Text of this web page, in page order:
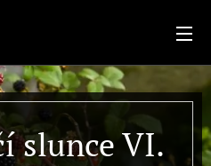
slunce VI.